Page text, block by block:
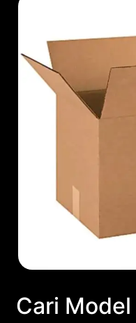
Cari